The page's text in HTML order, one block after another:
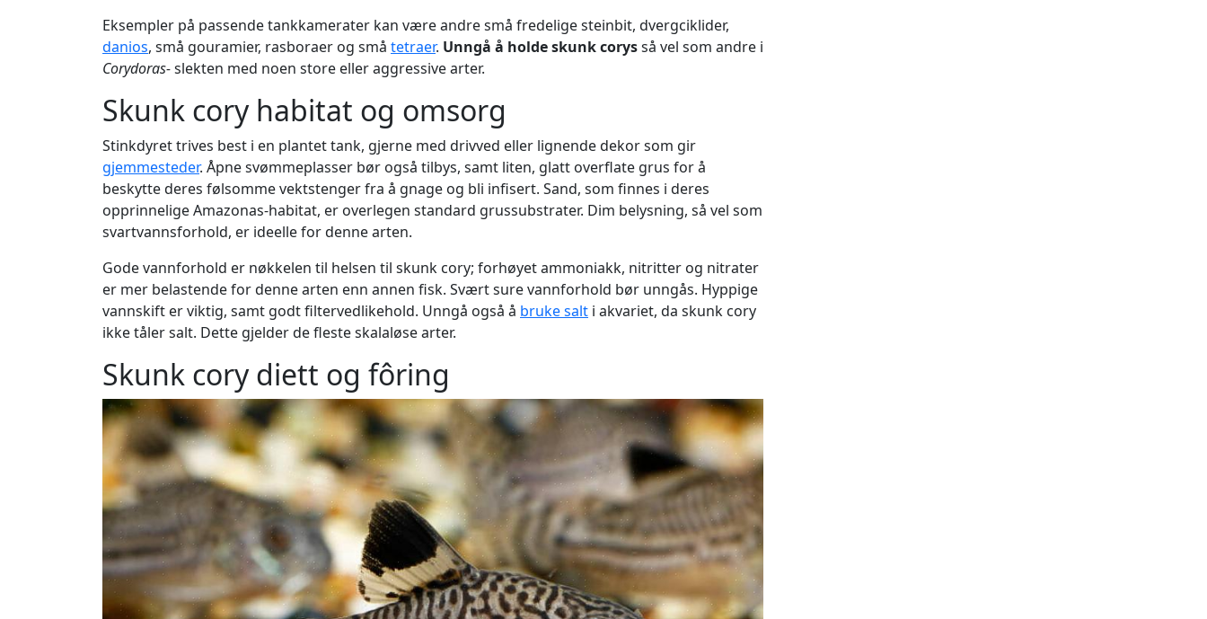
Eksempler på passende tankkamerater kan være andre små fredelige steinbit, dvergciklider,
danios, små gouramier, rasboraer og små tetraer. Unngå å holde skunk corysså vel som andre i
Corydoras-slekten med noen store eller aggressive arter.
Skunk cory habitat og omsorg
Stinkdyret trives best i en plantet tank, gjerne med drivved eller lignende dekor som gir
gjemmesteder. Åpne svømmeplasser bør også tilbys, samt liten, glatt overflate grus for å
beskytte deres følsomme vektstenger fra å gnage og bli infisert. Sand, som finnes i deres
opprinnelige Amazonas-habitat, er overlegen standard grussubstrater. Dim belysning, så vel som
svartvannsforhold, er ideelle for denne arten.
Gode vannforhold er nøkkelen til helsen til skunk cory; forhøyet ammoniakk, nitritter og nitrater
er mer belastende for denne arten enn annen fisk. Svært sure vannforhold bør unngås. Hyppige
vannskift er viktig, samt godt filtervedlikehold. Unngå også å bruke salt i akvariet, da skunk cory
ikke tåler salt. Dette gjelder de fleste skalaløse arter.
Skunk cory diett og fôring